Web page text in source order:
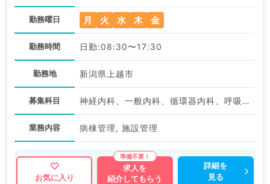
勤務曜日 月 火 水 木 金
勤務時間 日勤:08:30〜17:30
勤務地 新潟県上越市
募集科目 神経内科、一般内科、循環器内科、呼吸器内科、消化器内科、内分泌・代謝内科、腎臓内科、老年内科、血液内科、外科系全般、一般外科、膠原病科
業務内容 病棟管理, 施設管理
お気に入り
求人を
紹介してもらう
詳細を
見る